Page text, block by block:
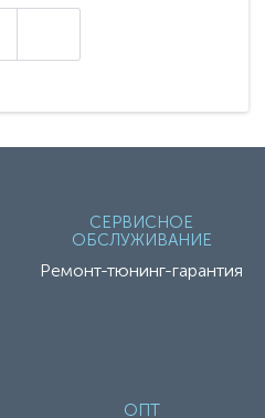
СЕРВИСНОЕ
ОБСЛУЖИВАНИЕ
Ремонт-тюнинг-гарантия
ОПТ